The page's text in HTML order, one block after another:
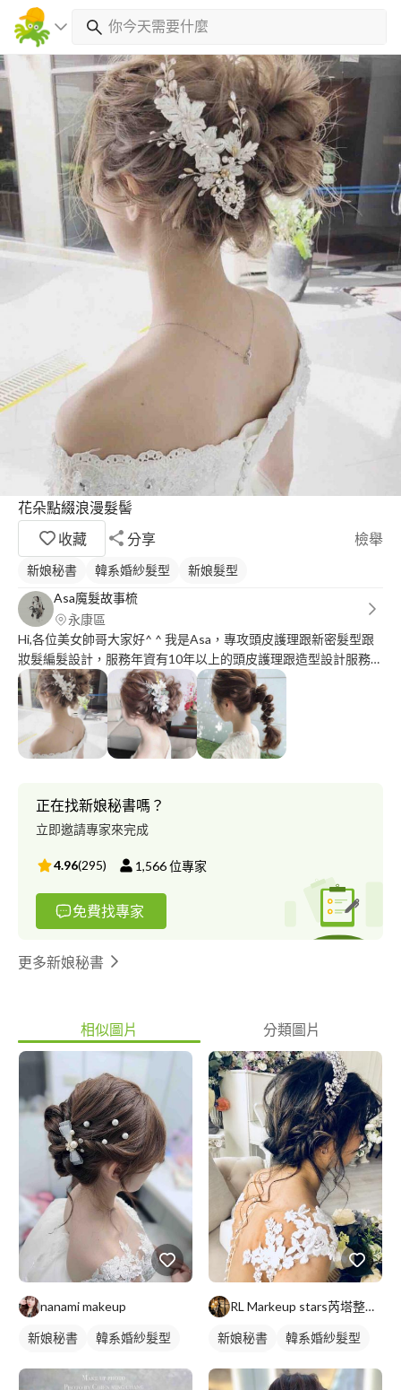
花朵點綴浪漫髮髻
收藏
分享 檢舉
新娘秘書 韓系婚紗髮型
新娘髮型
Asa魔髮故事梳
永康區
Hi,各位美女帥哥大家好^ ^ 我是Asa，專攻頭皮護理跟新密髮型跟
妝髮編髮設計，服務年資有10年以上的頭皮護理跟造型設計服務客
戶的經驗，也解決很多客戶一直以來的煩惱。目前剛使用Pro360
沒多久還在適應程式中請見諒^ - ^！！ 那我主要提供女性客製化到
府服務跟男生女生的到店服務為主，還有服務內容跟項目跟外面有
差別跟不同的地方，不管是從沒有壓力細心的服務，主要是針對客
戶需求問題是最重要的，同時也可以減少客戶出門的煩惱，加上有
有一定水準才能服務客戶^ - ^如果你們電話給我時候沒有接到可能
是我太忙所以再麻煩用line跟我預約喔！！感謝您^ ^
正在找新娘秘書嗎？
立即邀請專家來完成
4.96(295) 1,566位專家
免費找專家
更多新娘秘書
相似圖片 分類圖片
nanami makeup
新娘秘書
韓系婚紗髮型
RL Markeup stars芮塔整體造型/新娘秘書
新娘秘書
韓系婚紗髮型